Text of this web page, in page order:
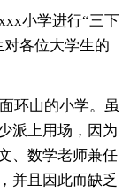
小学进行“三下
各位大学生的
环山的小学。虽
派上用场，因为
、数学老师兼任
并且因此而缺乏